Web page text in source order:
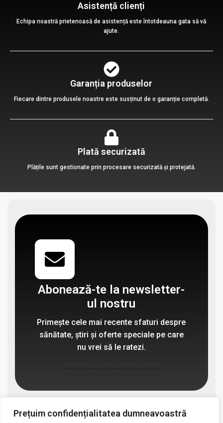
Prețuim confidențialitatea dumneavoastră
Asistență clienți
Echipa noastră prietenoasă de asistență este întotdeauna gata să vă
ajute.
Garanția produselor
Fiecare dintre produsele noastre este susținut de o garanție completă.
Plată securizată
Plățile sunt gestionate prin procesare securizată și protejată.
Abonează-te la newsletter-
ul nostru
Primește cele mai recente sfaturi despre
sănătate, știri și oferte speciale pe care
nu vrei să le ratezi.